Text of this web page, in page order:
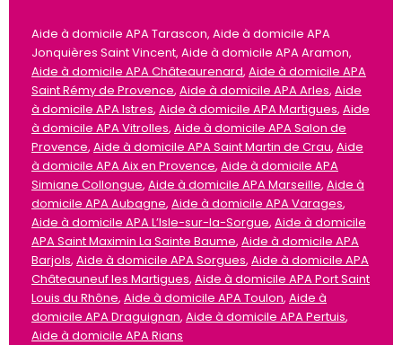
Aide à domicile APA Tarascon, Aide à domicile APA
Jonquières Saint Vincent, Aide à domicile APA Aramon,
Aide à domicile APA Châteaurenard, Aide à domicile APA
Saint Rémy de Provence, Aide à domicile APA Arles, Aide
à domicile APA Istres, Aide à domicile APA Martigues, Aide
à domicile APA Vitrolles, Aide à domicile APA Salon de
Provence, Aide à domicile APA Saint Martin de Crau, Aide
à domicile APA Aix en Provence, Aide à domicile APA
Simiane Collongue, Aide à domicile APA Marseille, Aide à
domicile APA Aubagne, Aide à domicile APA Varages,
Aide à domicile APA L’Isle-sur-la-Sorgue, Aide à domicile
APA Saint Maximin La Sainte Baume, Aide à domicile APA
Barjols, Aide à domicile APA Sorgues, Aide à domicile APA
Châteauneuf les Martigues, Aide à domicile APA Port Saint
Louis du Rhône, Aide à domicile APA Toulon, Aide à
domicile APA Draguignan, Aide à domicile APA Pertuis,
Aide à domicile APA Rians